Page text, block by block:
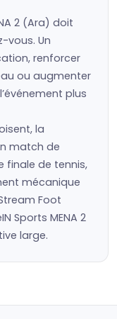
2 (Ara) doit
vous. Un
renforcer
ou augmenter
plus
la
match de
finale de tennis,
mécanique
Foot
Sports MENA 2
large.